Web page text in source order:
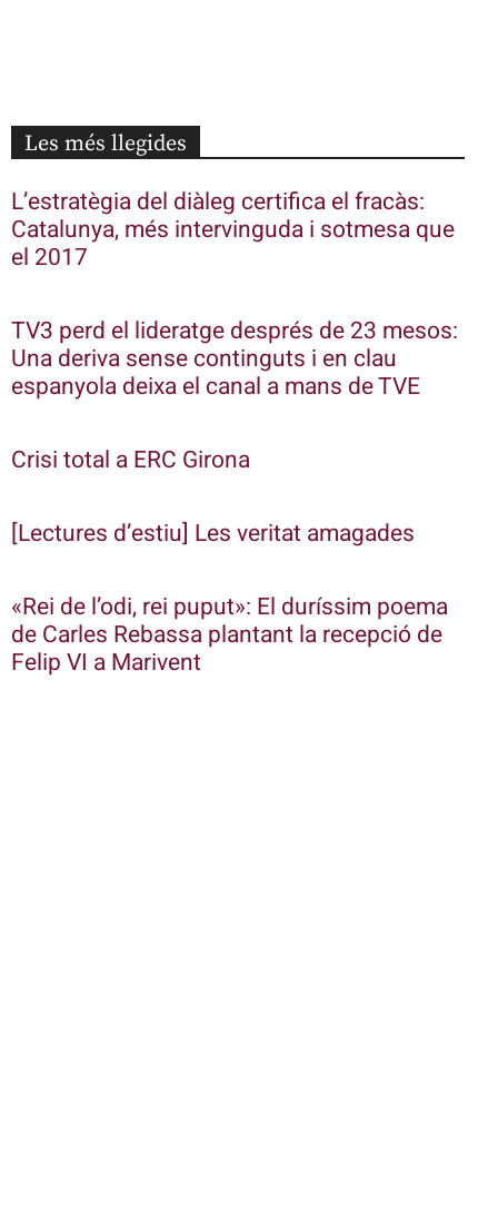
Les més llegides
L’estratègia del diàleg certifica el fracàs:
Catalunya, més intervinguda i sotmesa que
el 2017
TV3 perd el lideratge després de 23 mesos:
Una deriva sense continguts i en clau
espanyola deixa el canal a mans de TVE
Crisi total a ERC Girona
[Lectures d’estiu] Les veritat amagades
«Rei de l’odi, rei puput»: El duríssim poema
de Carles Rebassa plantant la recepció de
Felip VI a Marivent